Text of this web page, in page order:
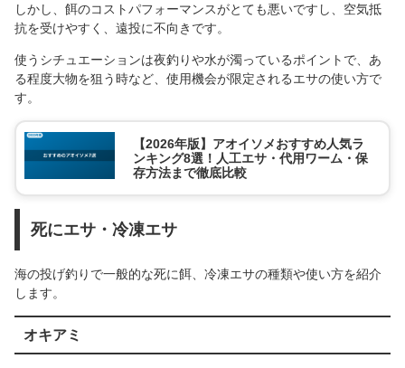
しかし、餌のコストパフォーマンスがとても悪いですし、空気抵
抗を受けやすく、遠投に不向きです。
使うシチュエーションは夜釣りや水が濁っているポイントで、あ
る程度大物を狙う時など、使用機会が限定されるエサの使い方で
す。
【2026年版】アオイソメおすすめ人気ラ
ンキング8選！人工エサ・代用ワーム・保
存方法まで徹底比較
死にエサ・冷凍エサ
海の投げ釣りで一般的な死に餌、冷凍エサの種類や使い方を紹介
します。
オキアミ